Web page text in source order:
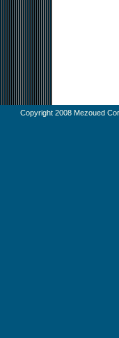
Copyright 2008 Mezoued